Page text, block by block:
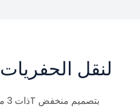
3-Axle 40T GOONECKECK Lowbed Trailer لنقل الحفريات